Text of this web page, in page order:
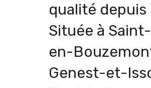
qualité depuis
Située à
en-
Genest-et-